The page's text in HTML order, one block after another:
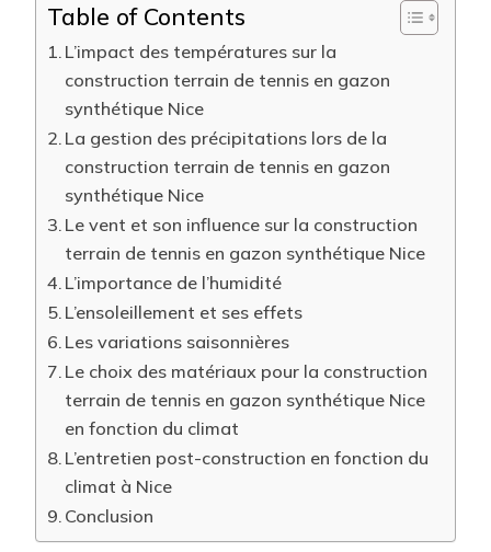
Table of Contents
L’impact des températures sur la
construction terrain de tennis en gazon
synthétique Nice
La gestion des précipitations lors de la
construction terrain de tennis en gazon
synthétique Nice
Le vent et son influence sur la construction
terrain de tennis en gazon synthétique Nice
L’importance de l’humidité
L’ensoleillement et ses effets
Les variations saisonnières
Le choix des matériaux pour la construction
terrain de tennis en gazon synthétique Nice
en fonction du climat
L’entretien post-construction en fonction du
climat à Nice
Conclusion